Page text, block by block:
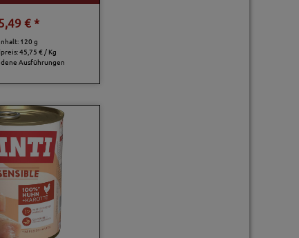
€ *
Inhalt: 120 g
45,75 € / Kg
Ausführungen